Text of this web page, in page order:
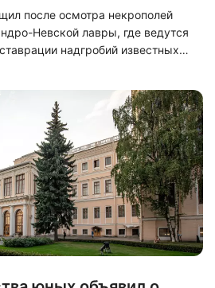
после осмотра некрополей
Невской лавры, где ведутся
надгробий известных